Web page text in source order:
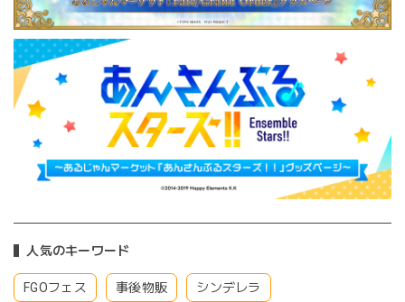
人気のキーワード
FGOフェス 事後物販 シンデレラ